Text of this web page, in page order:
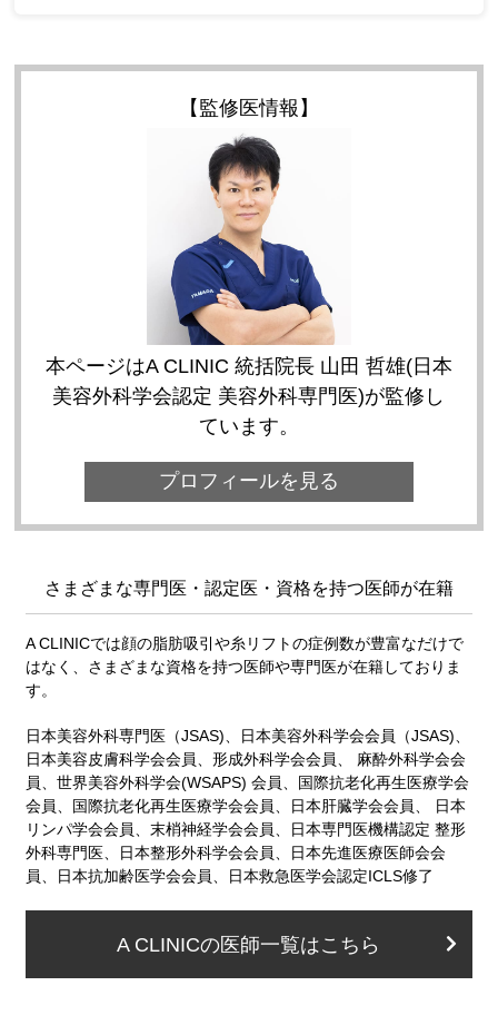
【監修医情報】
本ページはA CLINIC 統括院長 山田 哲雄(日本
美容外科学会認定 美容外科専門医)が監修し
ています。
プロフィールを見る
さまざまな専門医・認定医・資格を持つ医師が在籍
A CLINICでは顔の脂肪吸引や糸リフトの症例数が豊富なだけで
はなく、さまざまな資格を持つ医師や専門医が在籍しておりま
す。
日本美容外科専門医（JSAS)、日本美容外科学会会員（JSAS)、
日本美容皮膚科学会会員、形成外科学会会員、 麻酔外科学会会
員、世界美容外科学会(WSAPS) 会員、国際抗老化再生医療学会
会員、国際抗老化再生医療学会会員、日本肝臓学会会員、 日本
リンパ学会会員、末梢神経学会会員、日本専門医機構認定 整形
外科専門医、日本整形外科学会会員、日本先進医療医師会会
員、日本抗加齢医学会会員、日本救急医学会認定ICLS修了
A CLINICの医師一覧はこちら